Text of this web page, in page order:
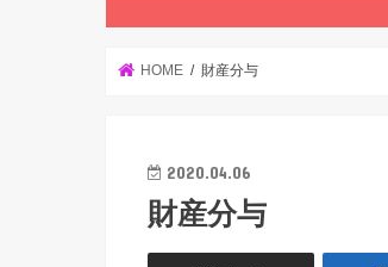
HOME 財産分与
2020.04.06
財産分与